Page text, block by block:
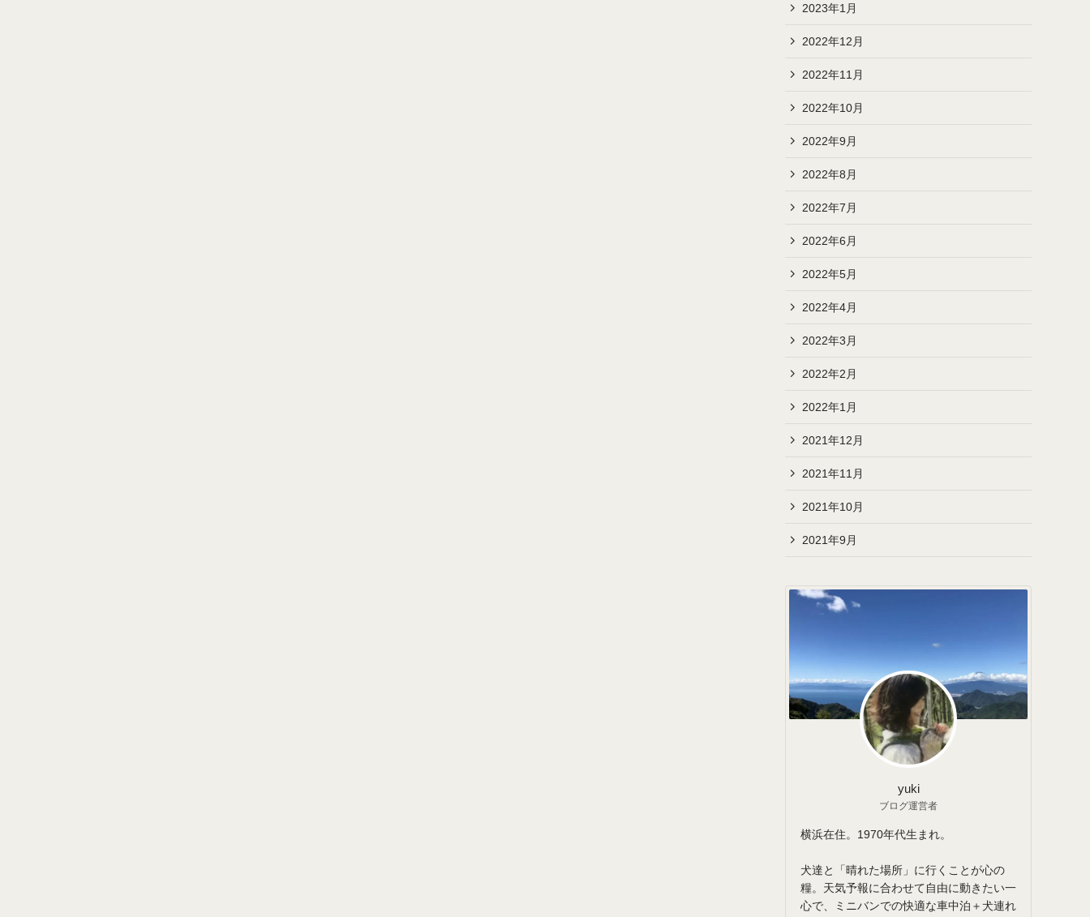
2023年1月
2022年12月
2022年11月
2022年10月
2022年9月
2022年8月
2022年7月
2022年6月
2022年5月
2022年4月
2022年3月
2022年2月
2022年1月
2021年12月
2021年11月
2021年10月
2021年9月
yuki
ブログ運営者
横浜在住。1970年代生まれ。
犬達と「晴れた場所」に行くことが心の
糧。天気予報に合わせて自由に動きたい一
心で、ミニバンでの快適な車中泊＋犬連れ